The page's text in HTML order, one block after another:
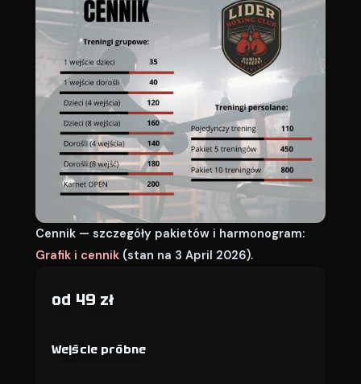
Cennik — szczegóły pakietów i harmonogram:
Grafik i cennik (stan na 3 April 2026).
od 49 zł
Wejście próbne